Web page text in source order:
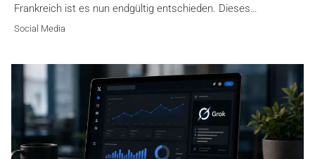
Frankreich ist es nun endgültig entschieden. Dieses…
Social Media